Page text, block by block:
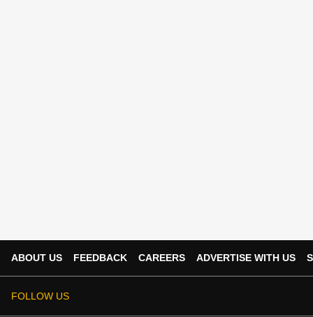
ABOUT US FEEDBACK CAREERS ADVERTISE WITH US
FOLLOW US